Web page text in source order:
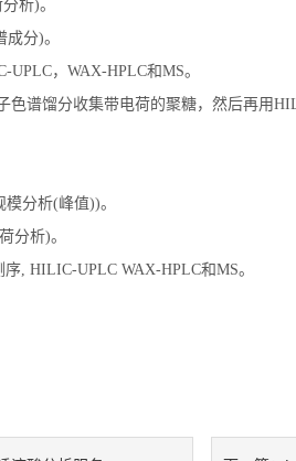
析)。
分)。
，WAX-HPLC和MS。
谱馏分收集带电荷的聚糖，然后再用
分析(峰值))。
分析)。
, HILIC-UPLC WAX-HPLC和MS。